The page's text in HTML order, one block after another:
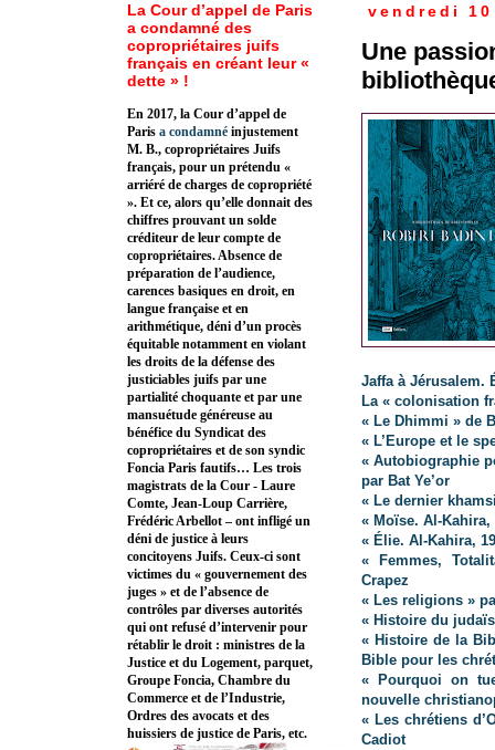
vendredi 10
Une
Jaffa à Jérusalem.
La « colonisation
« Le Dhimmi » de
« L’Europe et le
« Autobiographie
par Bat Ye’or
« Le dernier
« Moïse. Al-Kahira,
« Élie. Al-Kahira,
« Femmes,
Crapez
« Les religions »
« Histoire du
« Histoire de la
Bible pour les
« Pourquoi on
nouvelle
« Les chrétiens
Cadiot
La Cour d’appel de Paris
a condamné des
copropriétaires juifs
français en créant leur «
dette » !
En 2017, la Cour d’appel de
Paris a condamné injustement
M. B., copropriétaires Juifs
français, pour un prétendu «
arriéré de charges de copropriété
». Et ce, alors qu’elle donnait des
chiffres prouvant un solde
créditeur de leur compte de
copropriétaires. Absence de
préparation de l’audience,
carences basiques en droit, en
langue française et en
arithmétique, déni d’un procès
équitable notamment en violant
les droits de la défense des
justiciables juifs par une
partialité choquante et par une
mansuétude généreuse au
bénéfice du Syndicat des
copropriétaires et de son syndic
Foncia Paris fautifs… Les trois
magistrats de la Cour - Laure
Comte, Jean-Loup Carrière,
Frédéric Arbellot – ont infligé un
déni de justice à leurs
concitoyens Juifs. Ceux-ci sont
victimes du « gouvernement des
juges » et de l’absence de
contrôles par diverses autorités
qui ont refusé d’intervenir pour
rétablir le droit : ministres de la
Justice et du Logement, parquet,
Groupe Foncia, Chambre du
Commerce et de l’Industrie,
Ordres des avocats et des
huissiers de justice de Paris, etc.